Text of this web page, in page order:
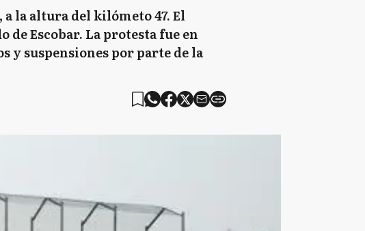
la altura del kilómeto 47. El
Escobar. La protesta fue en
y suspensiones por parte de la